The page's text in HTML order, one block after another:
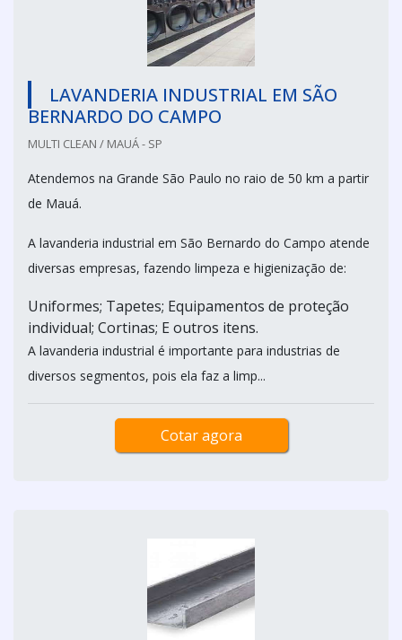
LAVANDERIA INDUSTRIAL EM SÃO
BERNARDO DO CAMPO
MULTI CLEAN / MAUÁ - SP
Atendemos na Grande São Paulo no raio de 50 km a partir
de Mauá.
A lavanderia industrial em São Bernardo do Campo atende
diversas empresas, fazendo limpeza e higienização de:
Uniformes; Tapetes; Equipamentos de proteção
individual; Cortinas; E outros itens.
A lavanderia industrial é importante para industrias de
diversos segmentos, pois ela faz a limp...
Cotar agora